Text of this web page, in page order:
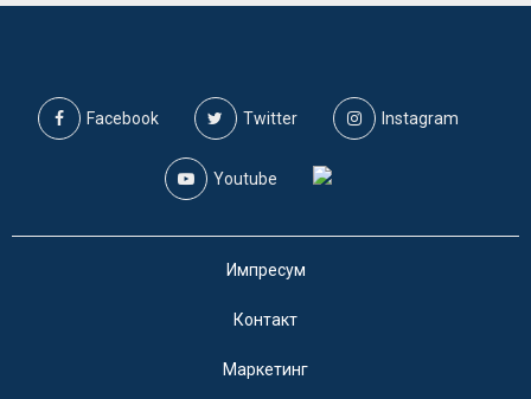
Facebook Twitter Instagram
Youtube
Импресум
Контакт
Маркетинг